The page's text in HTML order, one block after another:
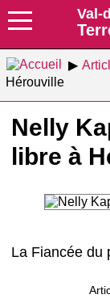
Val-
Hérouville
Nelly
libre à
La Fiancée du